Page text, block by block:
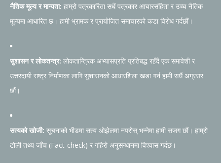
नैतिक मूल्य र मान्यता: हाम्रो पत्रकारिता सधैं पत्रकार आचारसंहिता र उच्च नैतिक
मूल्यमा आधारित छ। हामी भ्रामक र प्रायोजित समाचारको कडा विरोध गर्दछौं।
सुशासन र लोकतन्त्र: लोकतान्त्रिक अभ्यासप्रति प्रतिबद्ध रहँदै एक समावेशी र
उत्तरदायी राष्ट्र निर्माणका लागि सुशासनको आधारशिला खडा गर्न हामी सधैं अग्रसर
छौं।
सत्यको खोजी: सूचनाको भीडमा सत्य ओझेलमा नपरोस् भन्नेमा हामी सजग छौं। हाम्रो
टोली तथ्य जाँच (Fact-check) र गहिरो अनुसन्धानमा विश्वास गर्दछ।